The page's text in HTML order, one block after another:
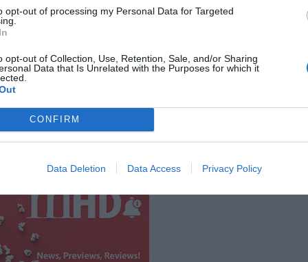
opt-out of processing my Personal Data for Targeted
opt-out of Collection, Use, Retention, Sale, and/or Sharing
Data that Is Unrelated with the Purposes for which it
CONFIRM
Data Deletion Data Access Privacy Policy
a diferença. Com uma potência de 2000W, tem
canelada, o que permite grelhar carne, peixe e
mais adequada.
com termóstatos separados para cada zona, o
cozinhar.
Pub